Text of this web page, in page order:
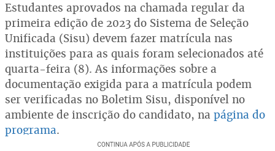
Estudantes aprovados na chamada regular da
primeira edição de 2023 do Sistema de Seleção
Unificada (Sisu) devem fazer matrícula nas
instituições para as quais foram selecionados até
quarta-feira (8). As informações sobre a
documentação exigida para a matrícula podem
ser verificadas no Boletim Sisu, disponível no
ambiente de inscrição do candidato, na página do
programa.